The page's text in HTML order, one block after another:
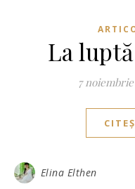
La
7 noiembrie
Elina Elthen